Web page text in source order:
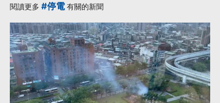
閱讀更多 #停電有關的新聞